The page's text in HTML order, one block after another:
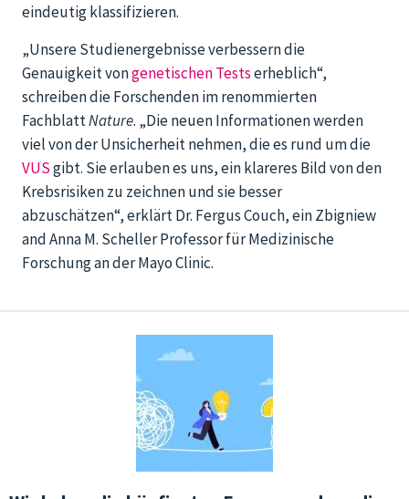
eindeutig klassifizieren.
„Unsere Studienergebnisse verbessern die
Genauigkeit vongenetischen Testserheblich“,
schreiben die Forschenden im renommierten
FachblattNature. „Die neuen Informationen werden
viel von der Unsicherheit nehmen, die es rund um die
VUSgibt. Sie erlauben es uns, ein klareres Bild von den
Krebsrisiken zu zeichnen und sie besser
abzuschätzen“, erklärt Dr. Fergus Couch, ein Zbigniew
and Anna M. Scheller Professor für Medizinische
Forschung an der Mayo Clinic.